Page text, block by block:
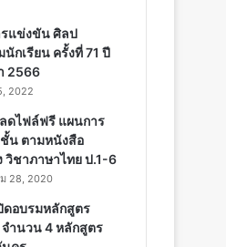
แข่งขัน ศิลป
กเรียน ครั้งที่ 71 ปี
2566
2022
ดไฟล์ฟรี แผนการ
น ตามหนังสือ
วิชาภาษาไทย ป.1-6
28, 2020
ดอบรมหลักสูตร
ำนวน 4 หลักสูตร